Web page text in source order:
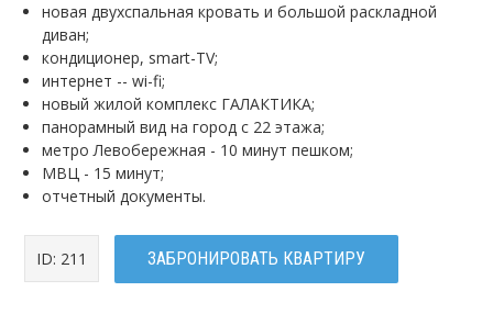
новая двухспальная кровать и большой раскладной
диван;
кондиционер, smart-TV;
интернет -- wi-fi;
новый жилой комплекс ГАЛАКТИКА;
панорамный вид на город с 22 этажа;
метро Левобережная - 10 минут пешком;
МВЦ - 15 минут;
отчетный документы.
ID: 211 ЗАБРОНИРОВАТЬ КВАРТИРУ